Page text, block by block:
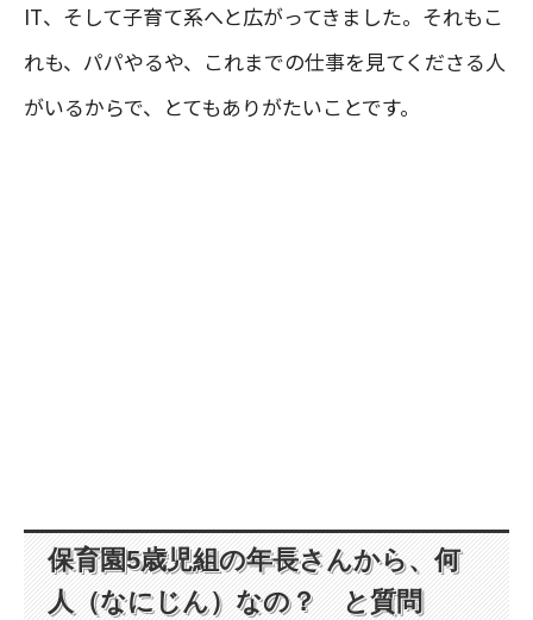
IT、そして子育て系へと広がってきました。それもこ
れも、パパやるや、これまでの仕事を見てくださる人
がいるからで、とてもありがたいことです。
保育園5歳児組の年長さんから、何
人（なにじん）なの？ と質問